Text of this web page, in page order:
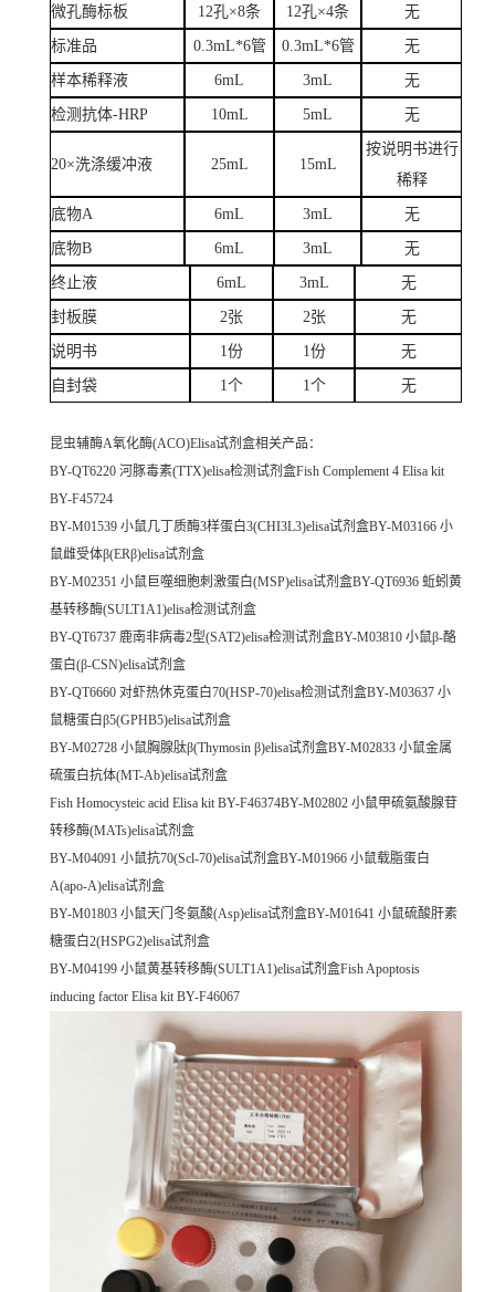
微孔酶标板 12孔×8条 12孔×4条 无
标准品 0.3mL*6管 0.3mL*6管 无
样本稀释液 6mL 3mL 无
检测抗体-HRP 10mL 5mL 无
20×洗涤缓冲液 25mL 15mL
按说明书进行
稀释
底物A 6mL 3mL 无
底物B 6mL 3mL 无
终止液 6mL 3mL 无
封板膜 2张 2张 无
说明书 1份 1份 无
自封袋 1个 1个 无
昆虫辅酶A氧化酶(ACO)Elisa试剂盒相关产品：
BY-QT6220 河豚毒素(TTX)elisa检测试剂盒Fish Complement 4 Elisa kit
BY-F45724
BY-M01539 小鼠几丁质酶3样蛋白3(CHI3L3)elisa试剂盒BY-M03166 小
鼠雌受体β(ERβ)elisa试剂盒
BY-M02351 小鼠巨噬细胞刺激蛋白(MSP)elisa试剂盒BY-QT6936 蚯蚓黄
基转移酶(SULT1A1)elisa检测试剂盒
BY-QT6737 鹿南非病毒2型(SAT2)elisa检测试剂盒BY-M03810 小鼠β-酪
蛋白(β-CSN)elisa试剂盒
BY-QT6660 对虾热休克蛋白70(HSP-70)elisa检测试剂盒BY-M03637 小
鼠糖蛋白β5(GPHB5)elisa试剂盒
BY-M02728 小鼠胸腺肽β(Thymosin β)elisa试剂盒BY-M02833 小鼠金属
硫蛋白抗体(MT-Ab)elisa试剂盒
Fish Homocysteic acid Elisa kit BY-F46374BY-M02802 小鼠甲硫氨酸腺苷
转移酶(MATs)elisa试剂盒
BY-M04091 小鼠抗70(Scl-70)elisa试剂盒BY-M01966 小鼠载脂蛋白
A(apo-A)elisa试剂盒
BY-M01803 小鼠天门冬氨酸(Asp)elisa试剂盒BY-M01641 小鼠硫酸肝素
糖蛋白2(HSPG2)elisa试剂盒
BY-M04199 小鼠黄基转移酶(SULT1A1)elisa试剂盒Fish Apoptosis
inducing factor Elisa kit BY-F46067